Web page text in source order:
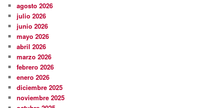
agosto 2026
julio 2026
junio 2026
mayo 2026
abril 2026
marzo 2026
febrero 2026
enero 2026
diciembre 2025
noviembre 2025